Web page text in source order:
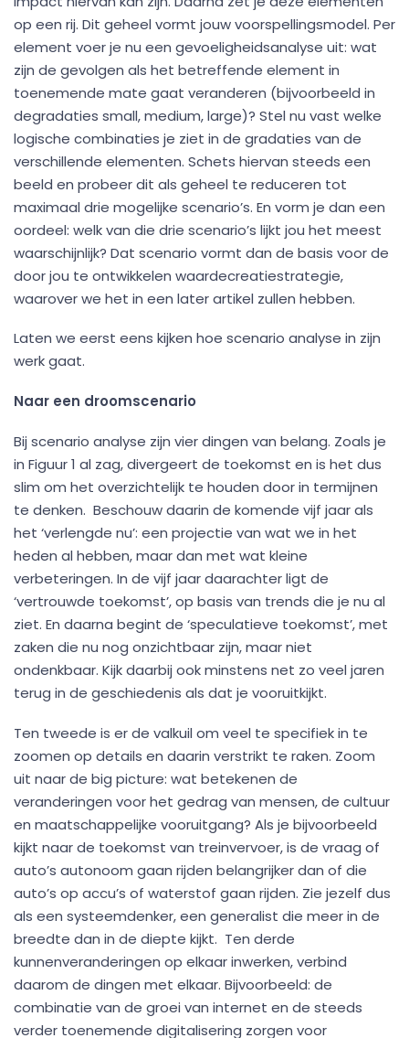
op een rij. Dit geheel vormt jouw voorspellingsmodel. Per
element voer je nu een gevoeligheidsanalyse uit: wat
zijn de gevolgen als het betreffende element in
toenemende mate gaat veranderen (bijvoorbeeld in
degradaties small, medium, large)? Stel nu vast welke
logische combinaties je ziet in de gradaties van de
verschillende elementen. Schets hiervan steeds een
beeld en probeer dit als geheel te reduceren tot
maximaal drie mogelijke scenario’s. En vorm je dan een
oordeel: welk van die drie scenario’s lijkt jou het meest
waarschijnlijk? Dat scenario vormt dan de basis voor de
door jou te ontwikkelen waardecreatiestrategie,
waarover we het in een later artikel zullen hebben.
Laten we eerst eens kijken hoe scenario analyse in zijn
werk gaat.
Naar een droomscenario
Bij scenario analyse zijn vier dingen van belang. Zoals je
in Figuur 1 al zag, divergeert de toekomst en is het dus
slim om het overzichtelijk te houden door in termijnen
te denken. Beschouw daarin de komende vijf jaar als
het ‘verlengde nu’: een projectie van wat we in het
heden al hebben, maar dan met wat kleine
verbeteringen. In de vijf jaar daarachter ligt de
‘vertrouwde toekomst’, op basis van trends die je nu al
ziet. En daarna begint de ‘speculatieve toekomst’, met
zaken die nu nog onzichtbaar zijn, maar niet
ondenkbaar. Kijk daarbij ook minstens net zo veel jaren
terug in de geschiedenis als dat je vooruitkijkt.
Ten tweede is er de valkuil om veel te specifiek in te
zoomen op details en daarin verstrikt te raken. Zoom
uit naar de big picture: wat betekenen de
veranderingen voor het gedrag van mensen, de cultuur
en maatschappelijke vooruitgang? Als je bijvoorbeeld
kijkt naar de toekomst van treinvervoer, is de vraag of
auto’s autonoom gaan rijden belangrijker dan of die
auto’s op accu’s of waterstof gaan rijden. Zie jezelf dus
als een systeemdenker, een generalist die meer in de
breedte dan in de diepte kijkt. Ten derde
kunnenveranderingen op elkaar inwerken, verbind
daarom de dingen met elkaar. Bijvoorbeeld: de
combinatie van de groei van internet en de steeds
verder toenemende digitalisering zorgen voor